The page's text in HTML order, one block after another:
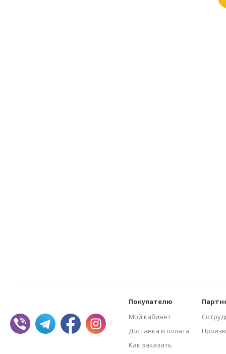
Покупателю
Мой кабинет
Доставка и оплата
Как заказать